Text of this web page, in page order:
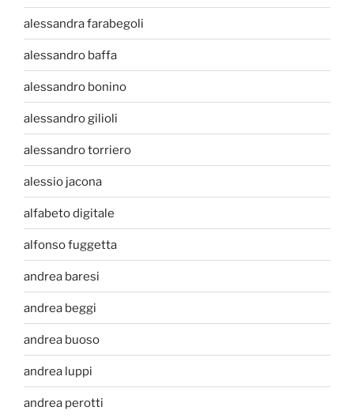
alessandra farabegoli
alessandro baffa
alessandro bonino
alessandro gilioli
alessandro torriero
alessio jacona
alfabeto digitale
alfonso fuggetta
andrea baresi
andrea beggi
andrea buoso
andrea luppi
andrea perotti